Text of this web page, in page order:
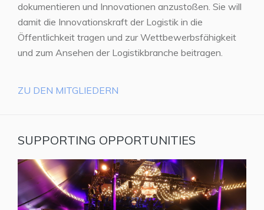
dokumentieren und Innovationen anzustoßen. Sie will
damit die Innovationskraft der Logistik in die
Öffentlichkeit tragen und zur Wettbewerbsfähigkeit
und zum Ansehen der Logistikbranche beitragen.
ZU DEN MITGLIEDERN
SUPPORTING OPPORTUNITIES